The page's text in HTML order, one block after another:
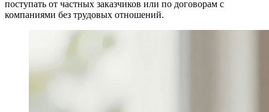
поступать от частных заказчиков или по договорам с
компаниями без трудовых отношений.